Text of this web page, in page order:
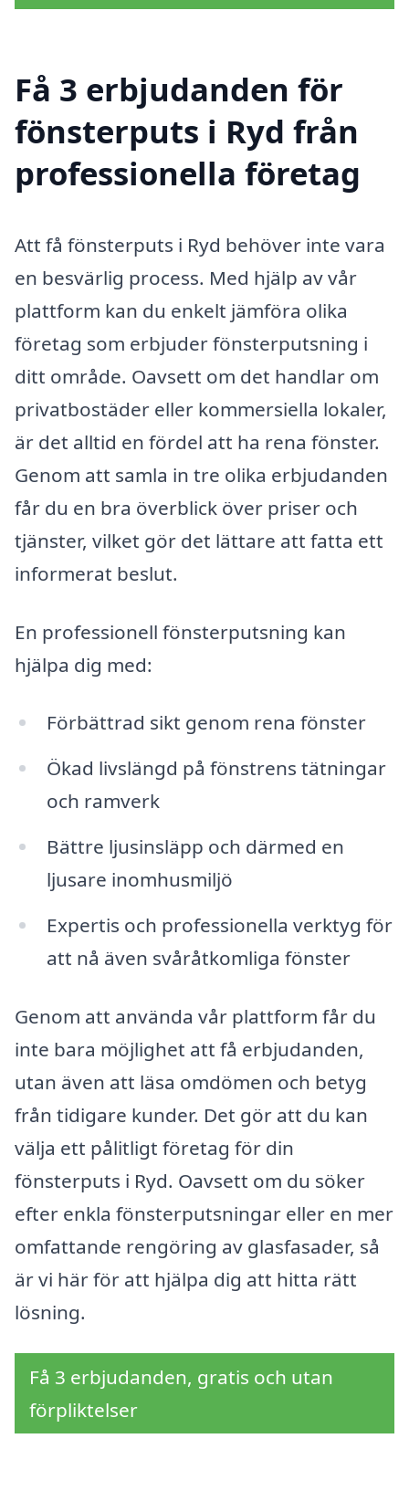
Få 3 erbjudanden för
fönsterputs i Ryd från
professionella företag
Att få fönsterputs i Ryd behöver inte vara
en besvärlig process. Med hjälp av vår
plattform kan du enkelt jämföra olika
företag som erbjuder fönsterputsning i
ditt område. Oavsett om det handlar om
privatbostäder eller kommersiella lokaler,
är det alltid en fördel att ha rena fönster.
Genom att samla in tre olika erbjudanden
får du en bra överblick över priser och
tjänster, vilket gör det lättare att fatta ett
informerat beslut.
En professionell fönsterputsning kan
hjälpa dig med:
Förbättrad sikt genom rena fönster
Ökad livslängd på fönstrens tätningar
och ramverk
Bättre ljusinsläpp och därmed en
ljusare inomhusmiljö
Expertis och professionella verktyg för
att nå även svåråtkomliga fönster
Genom att använda vår plattform får du
inte bara möjlighet att få erbjudanden,
utan även att läsa omdömen och betyg
från tidigare kunder. Det gör att du kan
välja ett pålitligt företag för din
fönsterputs i Ryd. Oavsett om du söker
efter enkla fönsterputsningar eller en mer
omfattande rengöring av glasfasader, så
är vi här för att hjälpa dig att hitta rätt
lösning.
Få 3 erbjudanden, gratis och utan
förpliktelser